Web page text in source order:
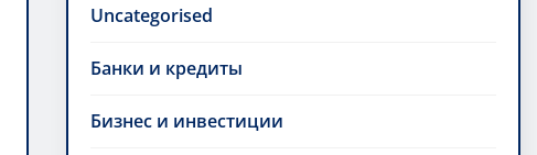
Uncategorised
Банки и кредиты
Бизнес и инвестиции